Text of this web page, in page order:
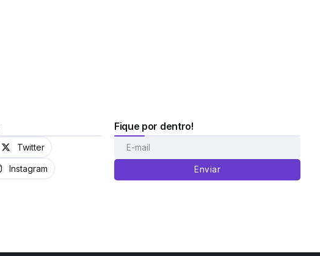
Twitter
Instagram
Fique por dentro!
Enviar